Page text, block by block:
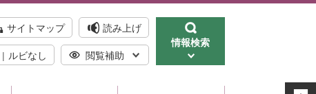
サイトマップ 読み上げ
ルビなし 閲覧補助
情報検索